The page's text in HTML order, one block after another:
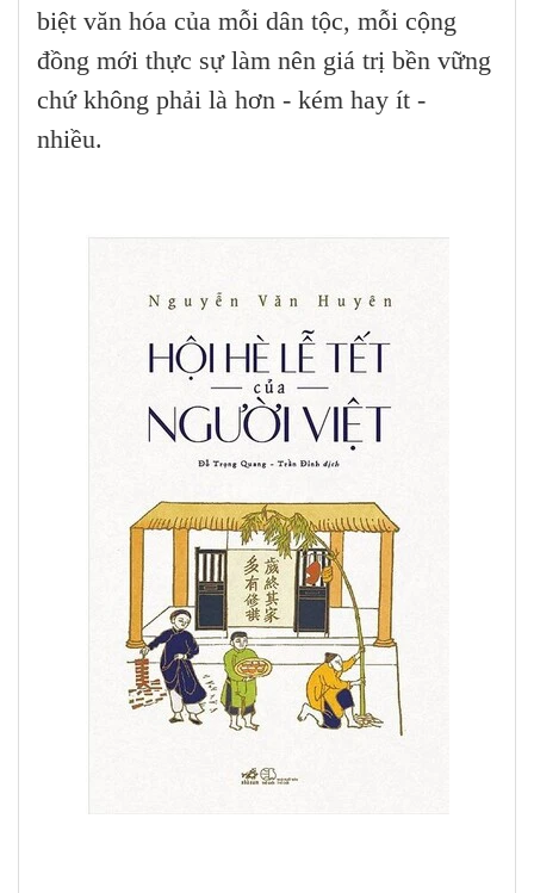
biệt văn hóa của mỗi dân tộc, mỗi cộng
đồng mới thực sự làm nên giá trị bền vững
chứ không phải là hơn - kém hay ít -
nhiều.